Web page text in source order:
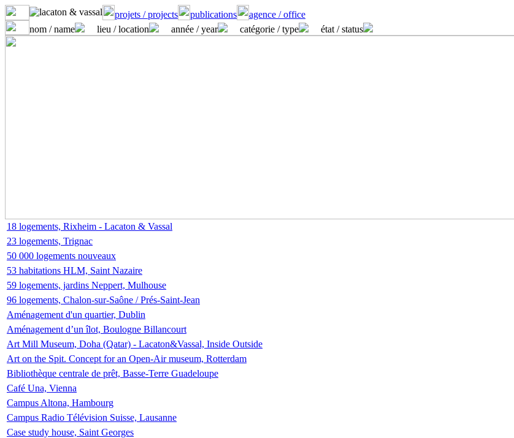
projets / projects publications agence / office
nom / name
lieu / location année / year catégorie / type état / status
18 logements, Rixheim - Lacaton & Vassal
23 logements, Trignac
50 000 logements nouveaux
53 habitations HLM, Saint Nazaire
59 logements, jardins Neppert, Mulhouse
96 logements, Chalon-sur-Saône / Prés-Saint-Jean
Aménagement d'un quartier, Dublin
Aménagement d’un îlot, Boulogne Billancourt
Art Mill Museum, Doha (Qatar) - Lacaton&Vassal, Inside Outside
Art on the Spit. Concept for an Open-Air museum, Rotterdam
Bibliothèque centrale de prêt, Basse-Terre Guadeloupe
Café Una, Vienna
Campus Altona, Hambourg
Campus Radio Télévision Suisse, Lausanne
Case study house, Saint Georges